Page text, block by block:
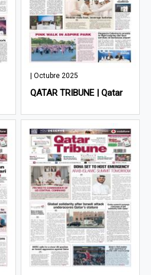
| Octubre 2025
QATAR TRIBUNE | Qatar